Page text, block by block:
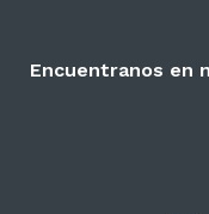
Encuentranos en